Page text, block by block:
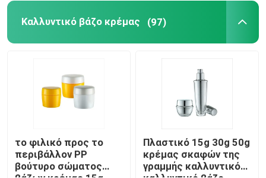
κενό αποσμητικό ραβδί
συμπαγής περίπτωση σκονών
Το κενό χείλι σχολιάζει το μπουκάλι
Καλλυντική συσκευασία μανδρών
Καλλυντικό βάζο κρέμας (97)
το φιλικό προς το
περιβάλλον PP
βούτυρο σώματος
Πλαστικό 15g 30g 50g
κρέμας σκαφών της
γραμμής καλλυντικό